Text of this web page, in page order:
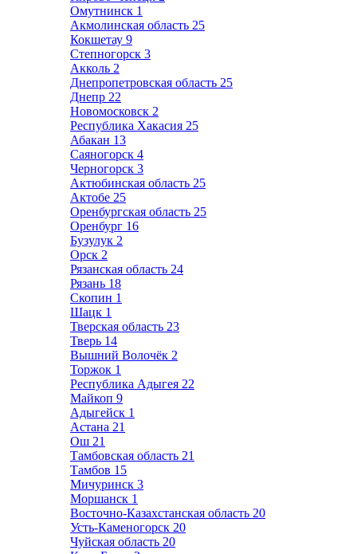
Омутнинск 1
Акмолинская область 25
Кокшетау 9
Степногорск 3
Акколь 2
Днепропетровская область 25
Днепр 22
Новомосковск 2
Республика Хакасия 25
Абакан 13
Саяногорск 4
Черногорск 3
Актюбинская область 25
Актобе 25
Оренбургская область 25
Оренбург 16
Бузулук 2
Орск 2
Рязанская область 24
Рязань 18
Скопин 1
Шацк 1
Тверская область 23
Тверь 14
Вышний Волочёк 2
Торжок 1
Республика Адыгея 22
Майкоп 9
Адыгейск 1
Астана 21
Ош 21
Тамбовская область 21
Тамбов 15
Мичуринск 3
Моршанск 1
Восточно-Казахстанская область 20
Усть-Каменогорск 20
Чуйская область 20